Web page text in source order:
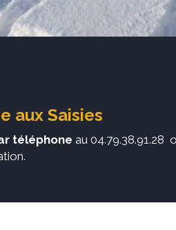
aux Saisies
téléphone au 04.79.38.91.28